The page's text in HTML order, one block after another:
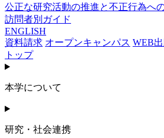
公正な研究活動の推進と不正行為へ
訪問者別ガイド
ENGLISH
資料請求 オープンキャンパス WEB
トップ
本学について
研究・社会連携